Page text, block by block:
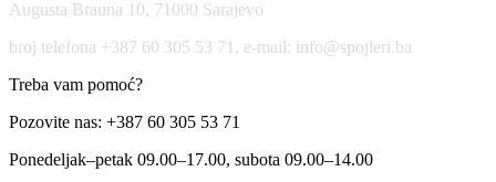
Augusta Brauna 10, 71000 Sarajevo
broj telefona +387 60 305 53 71, e-mail: info@spojleri.ba
Treba vam pomoć?
Pozovite nas: +387 60 305 53 71
Ponedeljak–petak 09.00–17.00, subota 09.00–14.00